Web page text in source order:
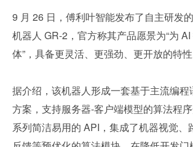
9 月 26 日，傅利叶智能发布了自主研发
机器人 GR-2，官方称其产品愿景为“为
体”，具备更灵活、更强劲、更开放的特性
据介绍，该机器人形成一套基于主流编程
方案，支持服务器-客户端模型的算法程
系列简洁易用的 API，集成了机器视觉、